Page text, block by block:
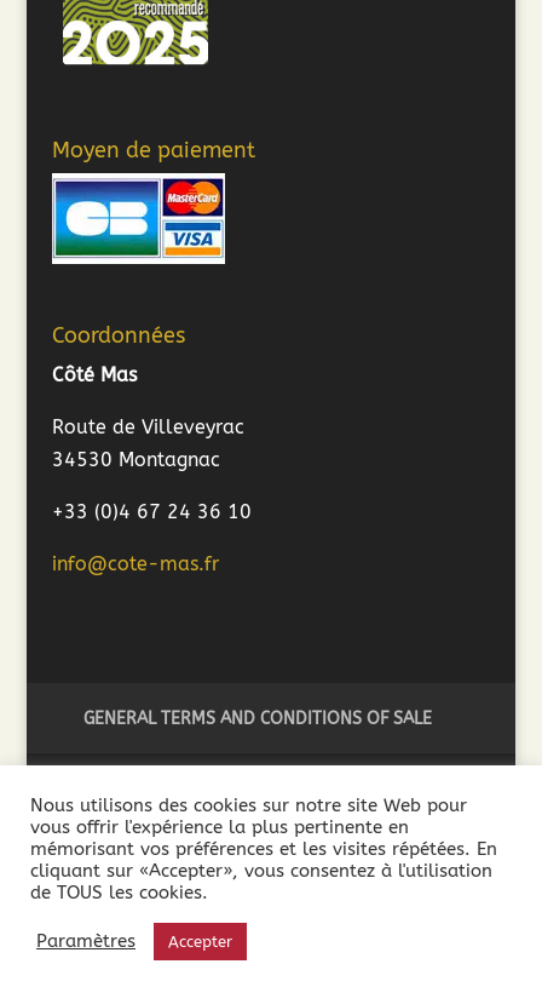
Moyen de paiement
Coordonnées
Côté Mas
Route de Villeveyrac
34530 Montagnac
+33 (0)4 67 24 36 10
info@cote-mas.fr
GENERAL TERMS AND CONDITIONS OF SALE
2018 ©Côté Mas - L'abus d'alcool est dangereux pour la
santé. A consommer avec modération - La vente de boissons
alcooliques est interdite aux mineurs de moins de 18 ans. La
preuve de la majorité de l’acheteur est exigée au moment de
la vente en ligne.
Nous utilisons des cookies sur notre site Web pour
vous offrir l'expérience la plus pertinente en
mémorisant vos préférences et les visites répétées. En
cliquant sur «Accepter», vous consentez à l'utilisation
de TOUS les cookies.
Paramètres Accepter